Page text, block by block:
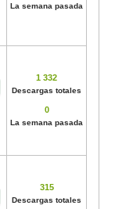
La semana pasada
1 332
Descargas totales
0
La semana pasada
315
Descargas totales